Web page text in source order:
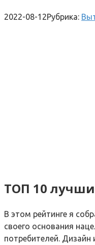
2022-08-12Рубрика:
ТОП 10
В этом рейтинге я
своего основания
потребителей.